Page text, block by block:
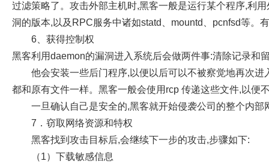
过滤策略了。攻击外部主机时,黑客一般是运行某个程序,利用
洞的版本, 以及 RPC服务中诸如statd mountd pcnfsd等。
6 、获得控制权
黑客利用daemon的漏洞进入系统后会做两件事:清除记录和
他会安装一些后门程序, 以便以后可以不被察觉地再次
都和原有文件一样。黑客一般会使用 rcp 传递这些文件, 以便
一旦确认自己是安全的,黑客就开始侵袭公司的整个内部
7 ．窃取网络资源和特权
黑客找到攻击目标后,会继续下一步的攻击,步骤如下:
（1）下载敏感信息